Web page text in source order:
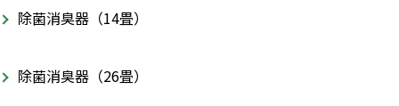
除菌消臭器（14畳）
除菌消臭器（26畳）